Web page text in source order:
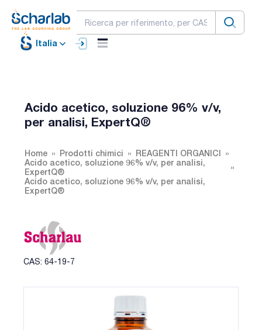
Italia
Acido acetico, soluzione 96% v/v,
per analisi, ExpertQ®
Home Prodotti chimici
REAGENTI ORGANICI
Acido acetico, soluzione 96% v/v, per analisi,
ExpertQ®
Acido acetico, soluzione 96% v/v, per analisi,
ExpertQ®
CAS: 64-19-7